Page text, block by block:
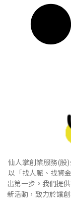
仙人掌創業服務(股
以「找人脈、找資
出第一步。我們提
新活動，致力於讓